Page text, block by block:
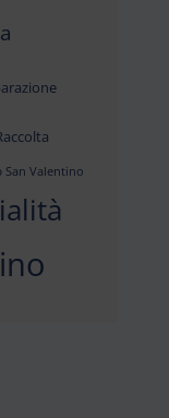
San Valentino